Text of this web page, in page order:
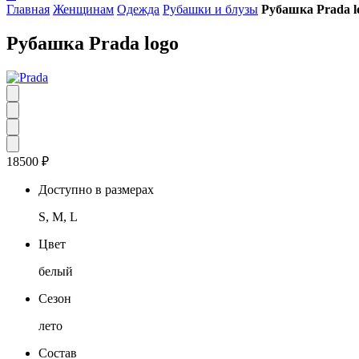
Главная Женщинам Одежда Рубашки и блузы Рубашка Prada
Рубашка Prada logo
18500 ₽
Доступно в размерах
S, M, L
Цвет
белый
Сезон
лето
Состав